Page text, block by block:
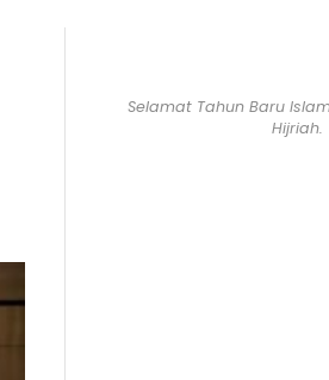
Selamat Tahun Baru
Hijriah.